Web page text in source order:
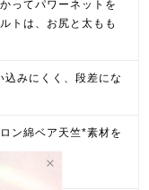
ってパワーネットを
トは、お尻と太もも
みにくく、段差にな
ン綿ベア天竺*素材を
触りです。